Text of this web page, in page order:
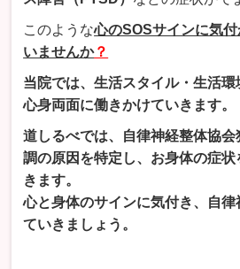
このような心のSOSサインに気
いませんか？
当院では、生活スタイル・生活環
心身両面に働きかけていきます。
道しるべでは、自律神経整体協
調の原因を特定し、お身体の症
きます。
心と身体のサインに気付き、自律
ていきましょう。